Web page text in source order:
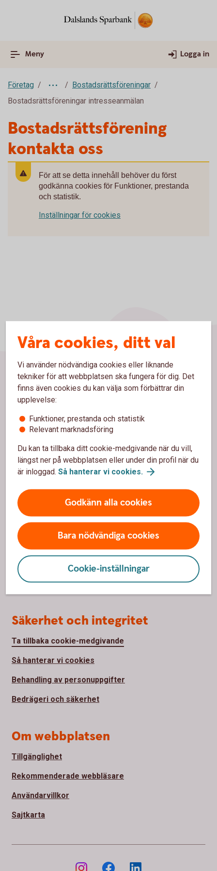
Meny Logga in
Företag
Bostadsrättsföreningar
Bostadsrättsföreningar intresseanmälan
Bostadsrättsförening
kontakta oss
För att se detta innehåll behöver du först
godkänna cookies för Funktioner, prestanda
och statistik.
Inställningar för cookies
Våra cookies, ditt val
Vi använder nödvändiga cookies eller liknande
tekniker för att webbplatsen ska fungera för dig. Det
finns även cookies du kan välja som förbättrar din
upplevelse:
Funktioner, prestanda och statistik
Relevant marknadsföring
Du kan ta tillbaka ditt cookie-medgivande när du vill,
längst ner på webbplatsen eller under din profil när du
är inloggad. Så hanterar vi cookies.
Godkänn alla cookies
Bara nödvändiga cookies
Cookie-inställningar
Sidfot
Hitta snabbt
Spärrhjälp
Hitta bankkontor
Priser, räntor och kurser
Om oss
Om Dalslands Sparbank
Hållbarhet
Samhällsengagemang
Jobba hos oss
Säkerhet och integritet
Ta tillbaka cookie-medgivande
Så hanterar vi cookies
Behandling av personuppgifter
Bedrägeri och säkerhet
Om webbplatsen
Tillgänglighet
Rekommenderade webbläsare
Användarvillkor
Sajtkarta